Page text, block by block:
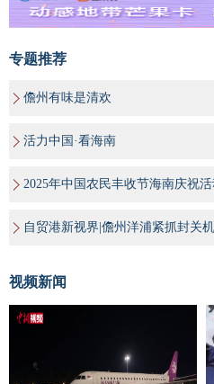
专题推荐
儋州有味是清欢
活力中国·看海南
2025年中国农民丰收节海南庆祝活
自贸港新视界|儋州洋浦紧抓封关
视频新闻